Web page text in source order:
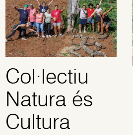
Col·lectiu
Natura és
Cultura